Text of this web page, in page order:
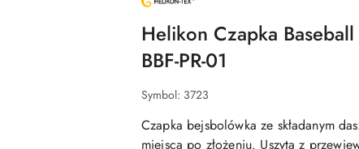
Helikon Czapka
BBF-PR-01
Symbol: 3723
Czapka bejsbolówka ze składanym
miejsca po złożeniu. Uszyta z